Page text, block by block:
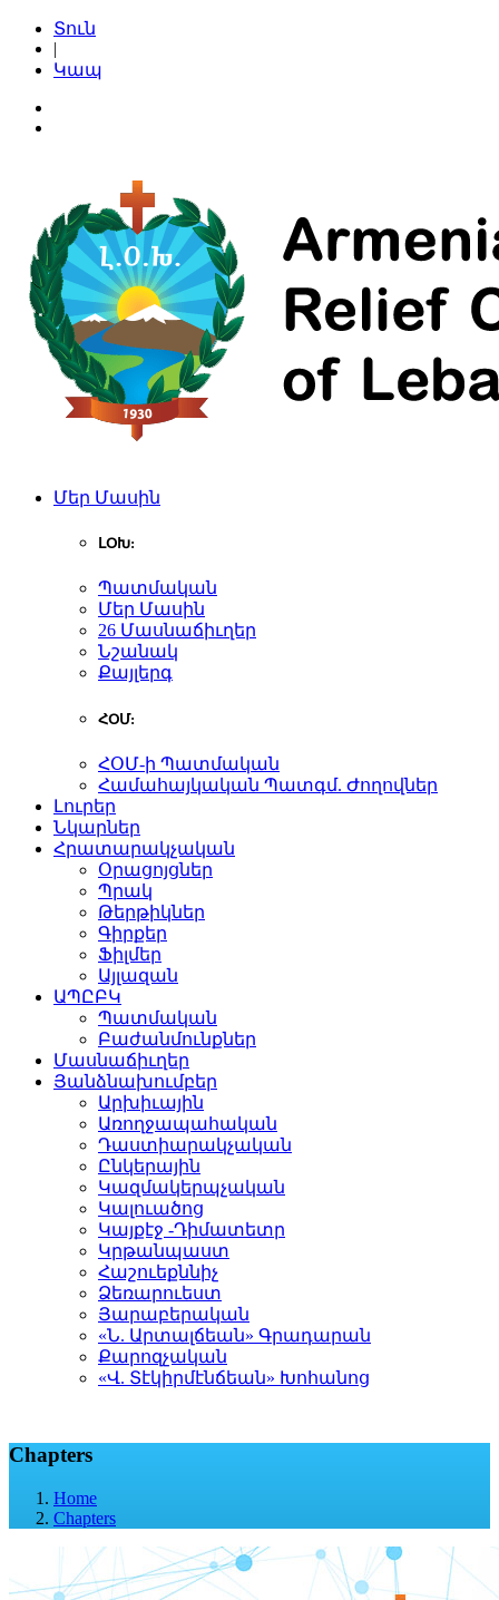
Տուն
|
Կապ
Մեր Մասին
ԼՕԽ:
Պատմական
Մեր Մասին
26 Մասնաճիւղեր
Նշանակ
Քայլերգ
ՀՕՄ:
ՀՕՄ-ի Պատմական
Համահայկական Պատգմ. Ժողովներ
Լուրեր
Նկարներ
Հրատարակչական
Օրացոյցներ
Պրակ
Թերթիկներ
Գիրքեր
Ֆիլմեր
Այլազան
ԱՊԸԲԿ
Պատմական
Բաժանմունքներ
Մասնաճիւղեր
Յանձնախումբեր
Արխիւային
Առողջապահական
Դաստիարակչական
Ընկերային
Կազմակերպչական
Կալուածոց
Կայքէջ -Դիմատետր
Կրթանպաստ
Հաշուեքննիչ
Ձեռարուեստ
Յարաբերական
«Ն. Արտալճեան» Գրադարան
Քարոզչական
«Վ. Տէկիրմէնճեան» Խոհանոց
Chapters
Home
Chapters